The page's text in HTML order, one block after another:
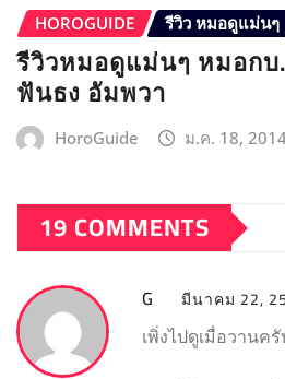
HOROGUIDE รีวิว หมอดูแม่นๆ
รีวิวหมอดูแม่นๆ หมอก
ฟันธง อัมพวา
HoroGuide ม.ค. 18,
19 COMMENTS
G มีนาคม 22,
เพิ่งไปดูเมื่อวานครั